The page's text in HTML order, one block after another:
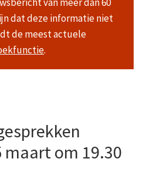
dat deze informatie niet
de meest actuele
.
maart om 19.30